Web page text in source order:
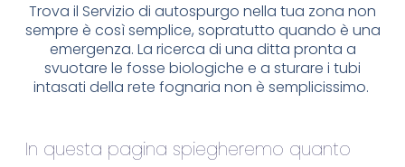
Trova il Servizio di autospurgo nella tua zona non
sempre è così semplice, sopratutto quando è una
emergenza. La ricerca di una ditta pronta a
svuotare le fosse biologiche e a sturare i tubi
intasati della rete fognaria non è semplicissimo.
In questa pagina spiegheremo quanto